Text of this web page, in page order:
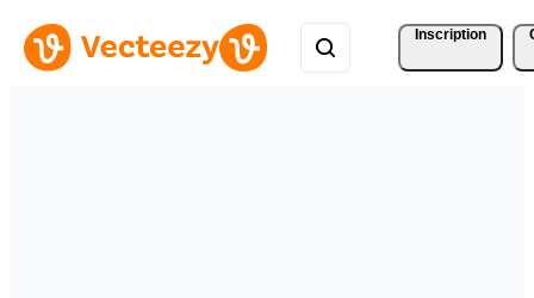
Inscription